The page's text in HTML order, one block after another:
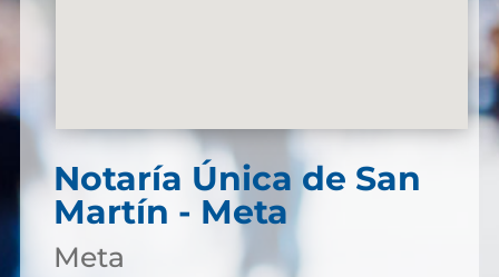
Notaría Única de San
Martín - Meta
Meta